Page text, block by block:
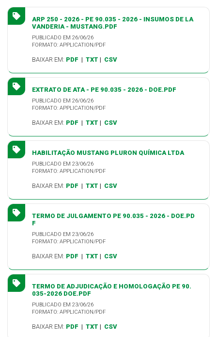
ARP 250 - 2026 - PE 90.035 - 2026 - INSUMOS DE LA
VANDERIA - MUSTANG.PDF
PUBLICADO EM 26/06/26
FORMATO: APPLICATION/PDF
BAIXAR EM: PDF | TXT | CSV
EXTRATO DE ATA - PE 90.035 - 2026 - DOE.PDF
PUBLICADO EM 26/06/26
FORMATO: APPLICATION/PDF
BAIXAR EM: PDF | TXT | CSV
HABILITAÇÃO MUSTANG PLURON QUÍMICA LTDA
PUBLICADO EM 23/06/26
FORMATO: APPLICATION/PDF
BAIXAR EM: PDF | TXT | CSV
TERMO DE JULGAMENTO PE 90.035 - 2026 - DOE.PD
F
PUBLICADO EM 23/06/26
FORMATO: APPLICATION/PDF
BAIXAR EM: PDF | TXT | CSV
TERMO DE ADJUDICAÇÃO E HOMOLOGAÇÃO PE 90.
035-2026 DOE.PDF
PUBLICADO EM 23/06/26
FORMATO: APPLICATION/PDF
BAIXAR EM: PDF | TXT | CSV